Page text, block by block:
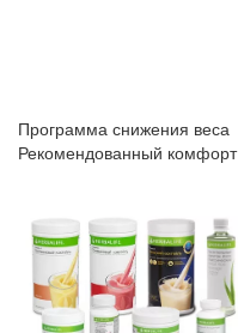
Программа снижения веса
Рекомендованный комфорт